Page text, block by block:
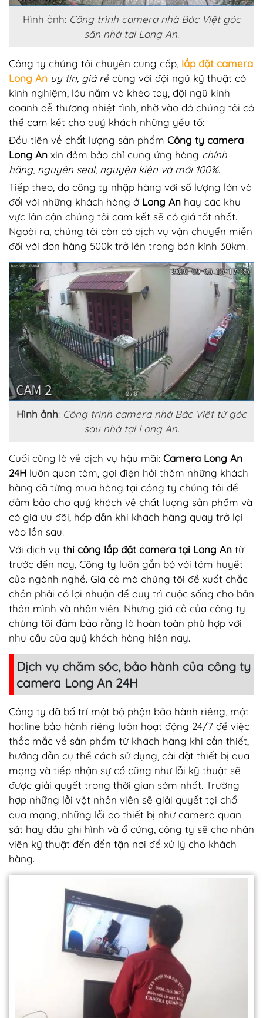
Hình ảnh: Công trình camera nhà Bác Việt góc
sân nhà tại Long An.
Công ty chúng tôi chuyên cung cấp, lắp đặt camera
Long An uy tín, giá rẻ cùng với đội ngũ kỹ thuật có
kinh nghiệm, lâu năm và khéo tay, đội ngũ kinh
doanh dễ thương nhiệt tình, nhờ vào đó chúng tôi có
thể cam kết cho quý khách những yếu tố:
Đầu tiên về chất lượng sản phẩm Công ty camera
Long An xin đảm bảo chỉ cung ứng hàng chính
hãng, nguyên seal, nguyện kiện và mới 100%.
Tiếp theo, do công ty nhập hàng với số lượng lớn và
đối với những khách hàng ở Long An hay các khu
vực lân cận chúng tôi cam kết sẽ có giá tốt nhất.
Ngoài ra, chúng tôi còn có dịch vụ vận chuyển miễn
đối với đơn hàng 500k trở lên trong bán kính 30km.
Hình ảnh: Công trình camera nhà Bác Việt từ góc
sau nhà tại Long An.
Cuối cùng là về dịch vụ hậu mãi: Camera Long An
24H luôn quan tâm, gọi điện hỏi thăm những khách
hàng đã từng mua hàng tại công ty chúng tôi để
đảm bảo cho quý khách về chất luợng sản phẩm và
có giá ưu đãi, hấp dẫn khi khách hàng quay trở lại
vào lần sau.
Với dịch vụ thi công lắp đặt camera tại Long An từ
trước đến nay, Công ty luôn gắn bó với tâm huyết
của ngành nghề. Giá cả mà chúng tôi đề xuất chắc
chắn phải có lợi nhuận để duy trì cuộc sống cho bản
thân mình và nhân viên. Nhưng giá cả của công ty
chúng tôi đảm bảo rằng là hoàn toàn phù hợp với
nhu cầu của quý khách hàng hiện nay.
Dịch vụ chăm sóc, bảo hành của công ty
camera Long An 24H
Công ty đã bố trí một bộ phận bảo hành riêng, một
hotline bảo hành riêng luôn hoạt động 24/7 để việc
thắc mắc về sản phẩm từ khách hàng khi cần thiết,
hướng dẫn cụ thể cách sử dụng, cài đặt thiết bị qua
mạng và tiếp nhận sự cố cũng như lỗi kỹ thuật sẽ
được giải quyết trong thời gian sớm nhất. Trường
hợp những lỗi vặt nhân viên sẽ giải quyết tại chổ
qua mạng, những lỗi do thiết bị như camera quan
sát hay đầu ghi hình và ổ cứng, công ty sẽ cho nhân
viên kỹ thuật đến đến tận nơi để xử lý cho khách
hàng.